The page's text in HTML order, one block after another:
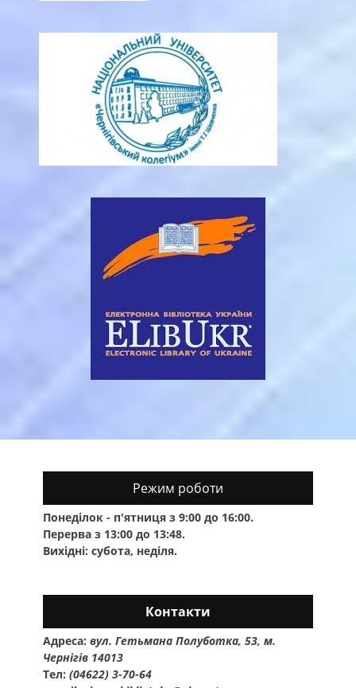
Режим роботи
Понеділок - п'ятниця з 9:00 до 16:00.
Перерва з 13:00 до 13:48.
Вихідні: субота, неділя.
Контакти
Адреса: вул. Гетьмана Полуботка, 53, м.
Чернігів 14013
Тел: (04622) 3-70-64